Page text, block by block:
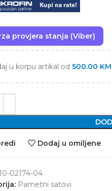
provjera stanja (Viber)
u korpu artikal od 500.00 KM
Dodaj u omiljene
02174-04
Pametni satovi